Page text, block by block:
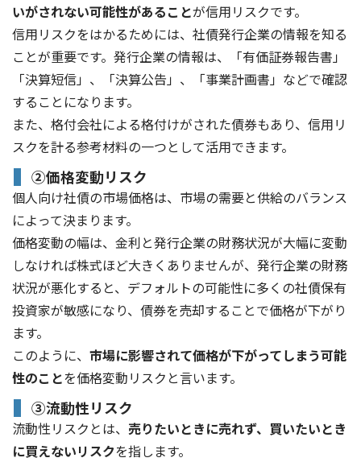
いがされない可能性があることが信用リスクです。
信用リスクをはかるためには、社債発行企業の情報を知る
ことが重要です。発行企業の情報は、「有価証券報告書」
「決算短信」、「決算公告」、「事業計画書」などで確認
することになります。
また、格付会社による格付けがされた債券もあり、信用リ
スクを計る参考材料の一つとして活用できます。
②価格変動リスク
個人向け社債の市場価格は、市場の需要と供給のバランス
によって決まります。
価格変動の幅は、金利と発行企業の財務状況が大幅に変動
しなければ株式ほど大きくありませんが、発行企業の財務
状況が悪化すると、デフォルトの可能性に多くの社債保有
投資家が敏感になり、債券を売却することで価格が下がり
ます。
このように、 市場に影響されて価格が下がってしまう可能
性のことを価格変動リスクと言います。
③流動性リスク
流動性リスクとは、 売りたいときに売れず、買いたいとき
に買えないリスクを指します。